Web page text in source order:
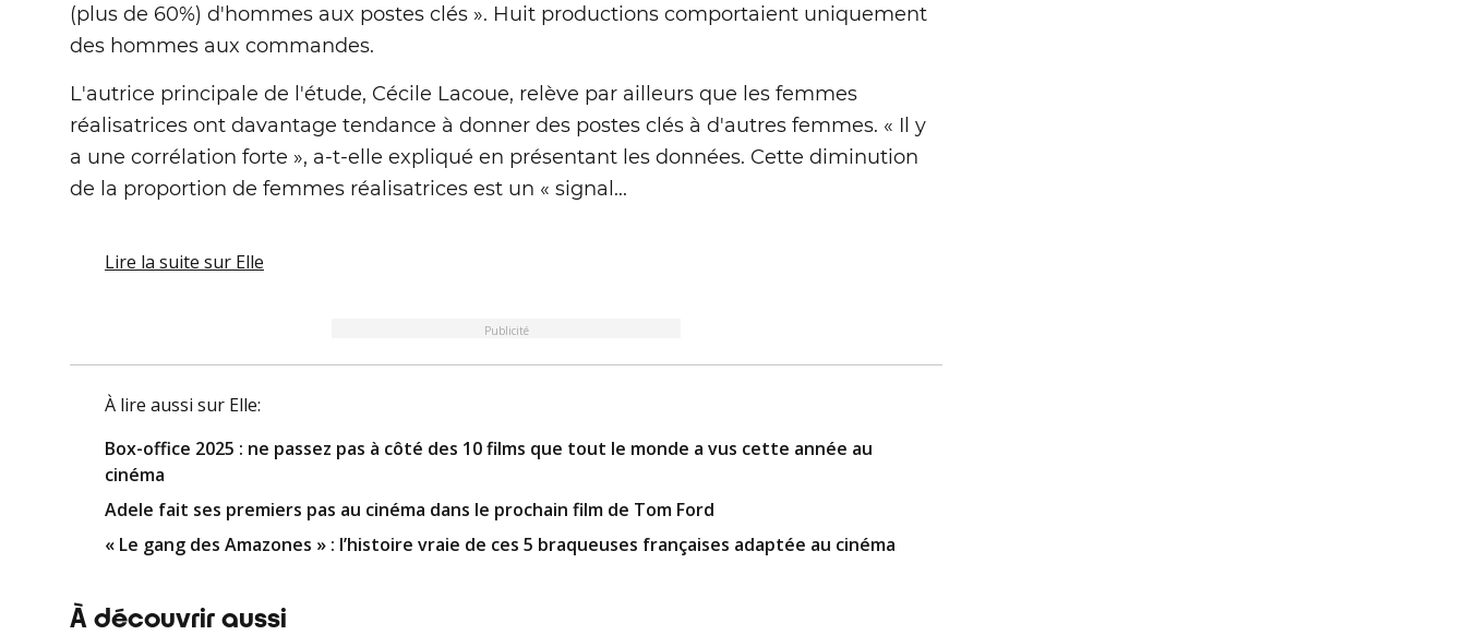
(plus de 60%) d'hommes aux postes clés ». Huit productions comportaient uniquement
des hommes aux commandes.
L'autrice principale de l'étude, Cécile Lacoue, relève par ailleurs que les femmes
réalisatrices ont davantage tendance à donner des postes clés à d'autres femmes. « Il y
a une corrélation forte », a-t-elle expliqué en présentant les données. Cette diminution
de la proportion de femmes réalisatrices est un « signal...
Lire la suite sur Elle
Publicité
À lire aussi sur Elle:
Box-office 2025 : ne passez pas à côté des 10 films que tout le monde a vus cette année au
cinéma
Adele fait ses premiers pas au cinéma dans le prochain film de Tom Ford
« Le gang des Amazones » : l’histoire vraie de ces 5 braqueuses françaises adaptée au cinéma
À découvrir aussi